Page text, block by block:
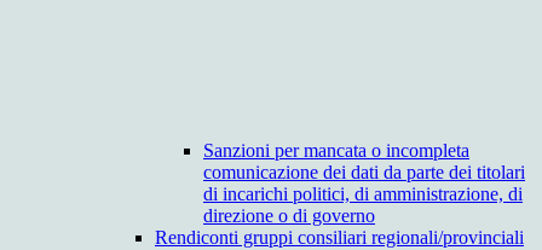
Sanzioni per mancata o incompleta
comunicazione dei dati da parte dei titolari
di incarichi politici, di amministrazione, di
direzione o di governo
Rendiconti gruppi consiliari regionali/provinciali